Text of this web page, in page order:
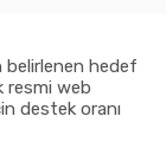
belirlenen hedef
resmi web
destek oranı